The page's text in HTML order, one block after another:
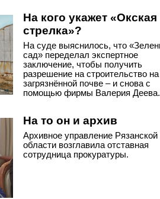
На кого укажет «Окская
стрелка»?
На суде выяснилось, что
сад» переделал экспертное
заключение, чтобы получить
разрешение на строительство на
загрязнённой почве – и снова с
помощью фирмы Валерия Деева.
На то он и архив
Архивное управление Рязанской
области возглавила отставная
сотрудница прокуратуры.